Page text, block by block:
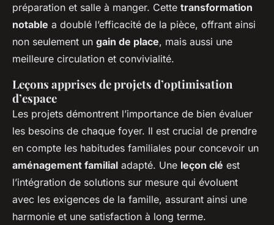
préparation et salle à manger. Cette transformation
notable a doublé l’efficacité de la pièce, offrant ainsi
non seulement un gain de place, mais aussi une
meilleure circulation et convivialité.
Leçons apprises de projets d’optimisation
d’espace
Les projets démontrent l’importance de bien évaluer
les besoins de chaque foyer. Il est crucial de prendre
en compte les habitudes familiales pour concevoir un
aménagement familial adapté. Une leçon clé est
l’intégration de solutions sur mesure qui évoluent
avec les exigences de la famille, assurant ainsi une
harmonie et une satisfaction à long terme.